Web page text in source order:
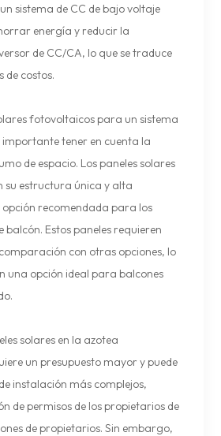
sistema de CC de bajo voltaje
energía y reducir la
de CC/CA, lo que se traduce
de costos.
fotovoltaicos para un sistema
importante tener en cuenta la
de espacio. Los paneles solares
su estructura única y alta
opción recomendada para los
balcón. Estos paneles requieren
con otras opciones, lo
una opción ideal para balcones
solares en la azotea
un presupuesto mayor y puede
instalación más complejos,
de permisos de los propietarios de
de propietarios. Sin embargo,